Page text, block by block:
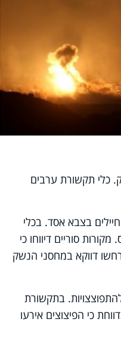
כלי תקשורת ערבים
בשבוע האחרון אירעו כבר פיצוצים עזים בשדה תעופה בעיר חמה. שם נהרגו 11 חיילים בצבא אסד. בכלי
סוריים דיווחו כי
דווקא במחסני הנשק
בתקשורת
כי הפיצוצים אירעו